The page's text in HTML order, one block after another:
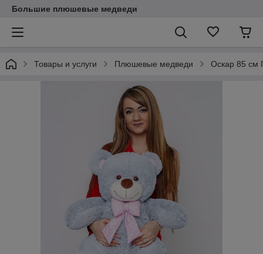
Большие плюшевые медведи
Товары и услуги Плюшевые медведи Оскар 85 см